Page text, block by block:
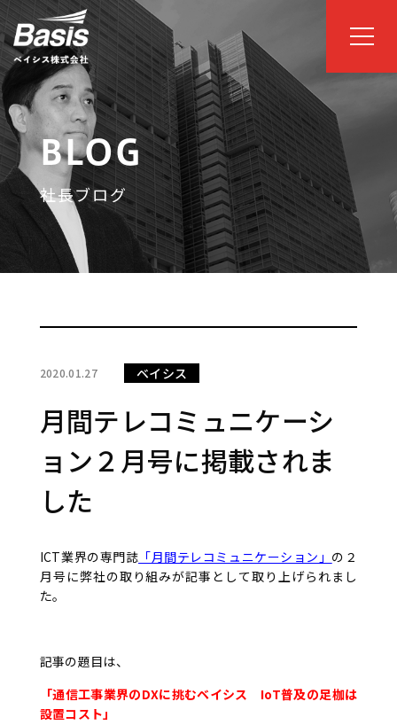
BLOG
社長ブログ
2020.01.27 ベイシス
月間テレコミュニケーシ
ョン２月号に掲載されま
した
ICT業界の専門誌 「月間テレコミュニケーション」 の２
月号に弊社の取り組みが記事として取り上げられまし
た。
記事の題目は、
「通信工事業界のDXに挑むベイシス IoT普及の足枷は
設置コスト」